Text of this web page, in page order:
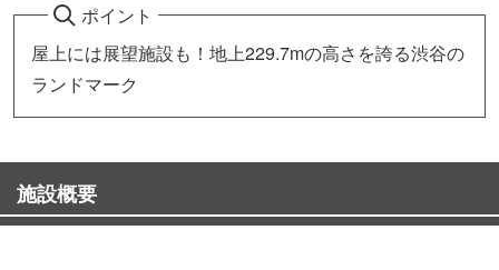
ポイント
屋上には展望施設も！地上229.7mの高さを誇る渋谷の
ランドマーク
施設概要